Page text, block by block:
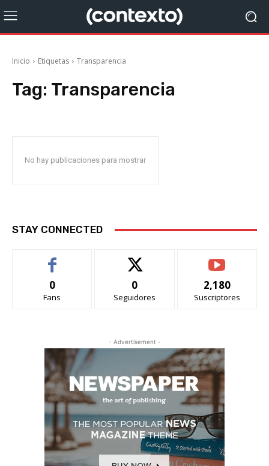
Inicio Etiquetas Transparencia
Tag: Transparencia
No hay publicaciones para mostrar
STAY CONNECTED
0
Fans
0
Seguidores
2,180
Suscriptores
- Advertisement -